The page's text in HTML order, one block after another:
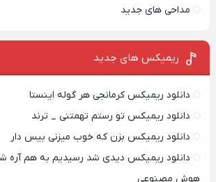
مداحی های جدید
ریمیکس‌ های جدید
دانلود ریمیکس کرمانجی هر گوله اینستا
دانلود ریمیکس تو رستم تهمتنی _ ترند
دانلود ریمیکس بزن که خوب میزنی بیس دار
دانلود ریمیکس دیدی شد رسیدیم به هم آره
هوش مصنوعی